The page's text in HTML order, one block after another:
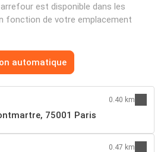
est disponible dans les
fonction de votre emplacement
automatique
75001 Paris
0.40 km
0.47 km